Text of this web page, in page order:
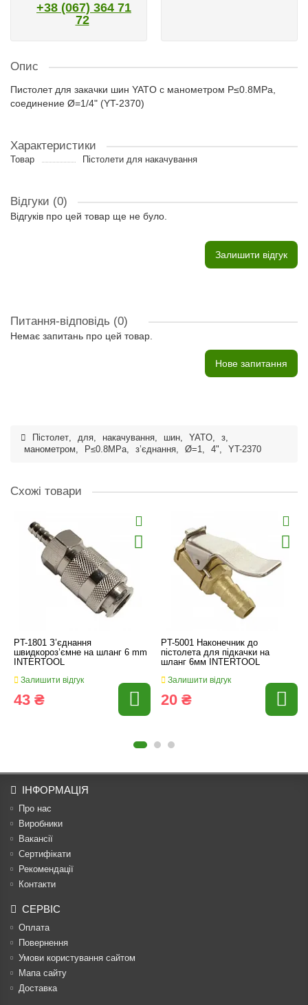
+38 (067) 364 71
72
Опис
Пистолет для закачки шин YATO с манометром P≤0.8MPa,
соединение Ø=1/4" (YT-2370)
Характеристики
Товар Пістолети для накачування
Відгуки (0)
Відгуків про цей товар ще не було.
Залишити відгук
Питання-відповідь (0)
Немає запитань про цей товар.
Нове запитання
Пістолет, для, накачування, шин, YATO, з,
манометром, P≤0.8MPa, з’єднання, Ø=1, 4", YT-2370
Схожі товари
PT-1801 З’єднання
швидкороз’ємне на шланг 6 mm
INTERTOOL
Залишити відгук
43 ₴
PT-5001 Наконечник до
пістолета для підкачки на
шланг 6мм INTERTOOL
Залишити відгук
20 ₴
ІНФОРМАЦІЯ
Про нас
Виробники
Вакансії
Сертифікати
Рекомендації
Контакти
СЕРВІС
Оплата
Повернення
Умови користування сайтом
Мапа сайту
Доставка